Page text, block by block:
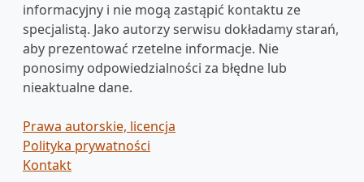
informacyjny i nie mogą zastąpić kontaktu ze
specjalistą. Jako autorzy serwisu dokładamy starań,
aby prezentować rzetelne informacje. Nie
ponosimy odpowiedzialności za błędne lub
nieaktualne dane.
Prawa autorskie, licencja
Polityka prywatności
Kontakt